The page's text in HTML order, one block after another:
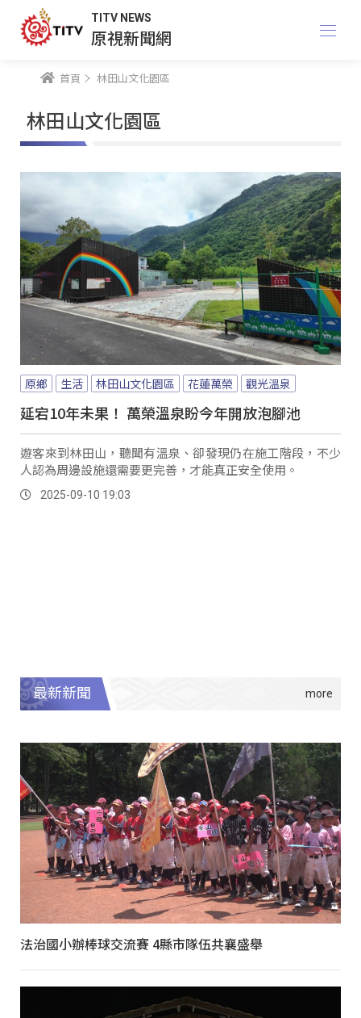
TITV NEWS
原視新聞網
首頁 林田山文化園區
林田山文化園區
原鄉 生活 林田山文化園區 花蓮萬榮 觀光溫泉
延宕10年未果！ 萬榮溫泉盼今年開放泡腳池
遊客來到林田山，聽聞有溫泉、卻發現仍在施工階段，不少
人認為周邊設施還需要更完善，才能真正安全使用。
2025-09-10 19:03
最新新聞
法治國小辦棒球交流賽 4縣市隊伍共襄盛舉